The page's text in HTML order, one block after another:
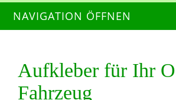
NAVIGATION ÖFFNEN
Aufkleber für Ihr
Fahrzeug